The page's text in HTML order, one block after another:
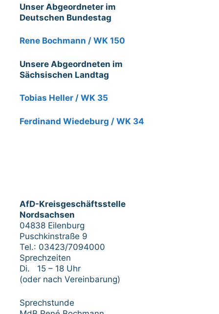
Unser Abgeordneter im
Deutschen Bundestag
Rene Bochmann / WK 150
Unsere Abgeordneten im
Sächsischen Landtag
Tobias Heller / WK 35
Ferdinand Wiedeburg / WK 34
AfD-Kreisgeschäftsstelle
Nordsachsen
04838 Eilenburg
Puschkinstraße 9
Tel.: 03423/7094000
Sprechzeiten
Di. 15 – 18 Uhr
(oder nach Vereinbarung)
Sprechstunde